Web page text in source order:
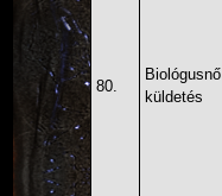
80.
Biológusnő
küldetés